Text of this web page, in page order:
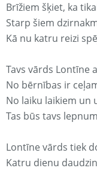
Brīžiem šķiet, ka
Starp šiem
Kā nu katru reizi
Tavs vārds Lontīne
No bērnības ir
No laiku laikiem un
Tas būs tavs
Lontīne vārds tiek
Katru dienu